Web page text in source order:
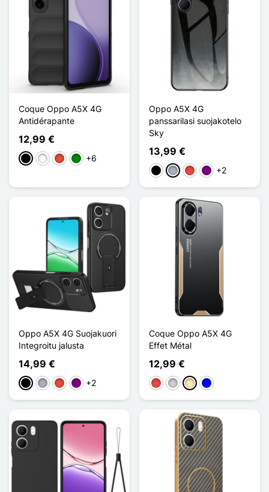
Coque Oppo A5X 4G
Antidérapante
12,99 €
MustaValkoinenPunainen
Vihreä
+6
Oppo A5X 4G
panssarilasi suojakotelo
Sky
13,99 €
MustaHarmaaPunainen
Violet+2
Oppo A5X 4G Suojakuori
Integroitu jalusta
14,99 €
MustaHarmaaPunainen
Violet+2
Coque Oppo A5X 4G
Effet Métal
12,99 €
Punainen
Argenté
DoréSininen